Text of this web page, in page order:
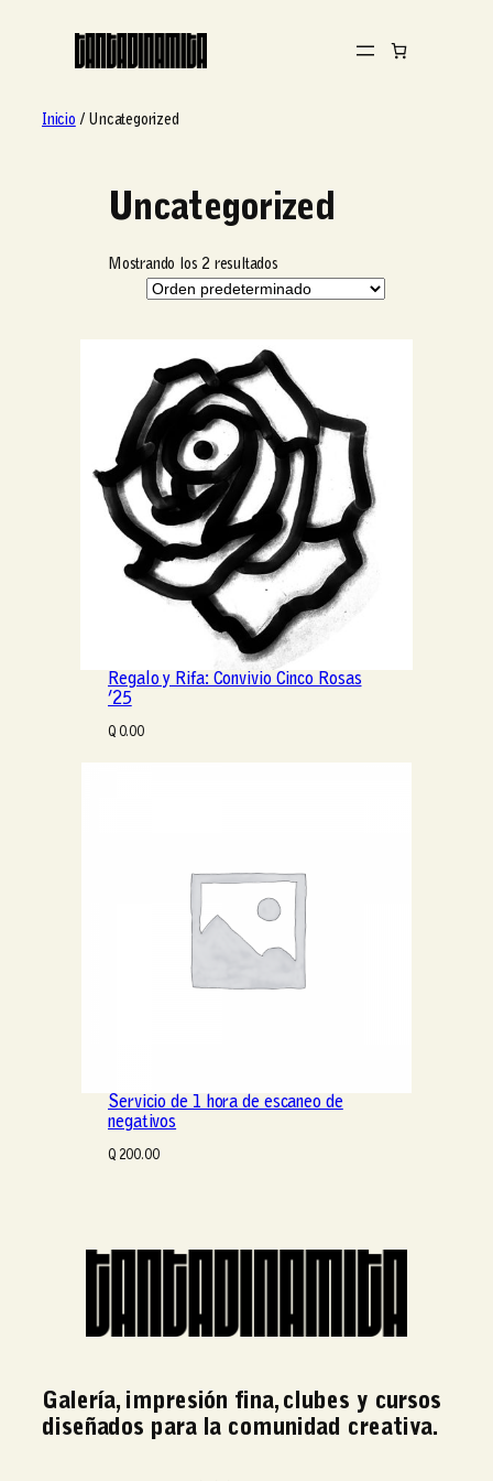
Inicio / Uncategorized
Uncategorized
Mostrando los 2 resultados
Regalo y Rifa: Convivio Cinco Rosas
’25
Q0.00
Servicio de 1 hora de escaneo de
negativos
Q200.00
Galería, impresión fina, clubes y cursos
diseñados para la comunidad creativa.